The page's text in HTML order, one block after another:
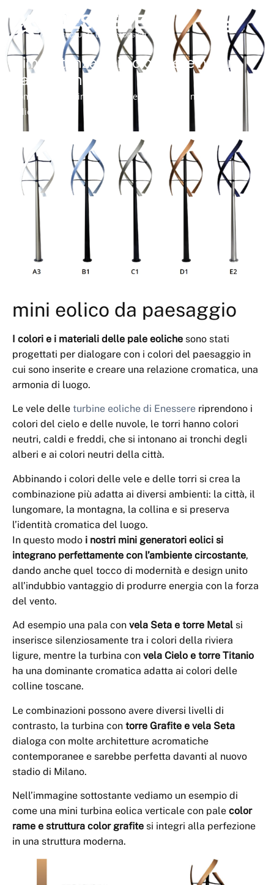
L’importanza dei colori nelle nostre
pale eoliche
Home
L’importanza dei colori nelle nostre pale
eoliche
mini eolico da paesaggio
I colori e i materiali delle pale eoliche sono stati
progettati per dialogare con i colori del paesaggio in
cui sono inserite e creare una relazione cromatica, una
armonia di luogo.
Le vele delle turbine eoliche di Enessere riprendono i
colori del cielo e delle nuvole, le torri hanno colori
neutri, caldi e freddi, che si intonano ai tronchi degli
alberi e ai colori neutri della città.
Abbinando i colori delle vele e delle torri si crea la
combinazione più adatta ai diversi ambienti: la città, il
lungomare, la montagna, la collina e si preserva
l’identità cromatica del luogo.
In questo modo i nostri mini generatori eolici si
integrano perfettamente con l’ambiente circostante,
dando anche quel tocco di modernità e design unito
all’indubbio vantaggio di produrre energia con la forza
del vento.
Ad esempio una pala con vela Seta e torre Metal si
inserisce silenziosamente tra i colori della riviera
ligure, mentre la turbina con vela Cielo e torre Titanio
ha una dominante cromatica adatta ai colori delle
colline toscane.
Le combinazioni possono avere diversi livelli di
contrasto, la turbina con torre Grafite e vela Seta
dialoga con molte architetture acromatiche
contemporanee e sarebbe perfetta davanti al nuovo
stadio di Milano.
Nell’immagine sottostante vediamo un esempio di
come una mini turbina eolica verticale con pale color
rame e struttura color grafite si integri alla perfezione
in una struttura moderna.